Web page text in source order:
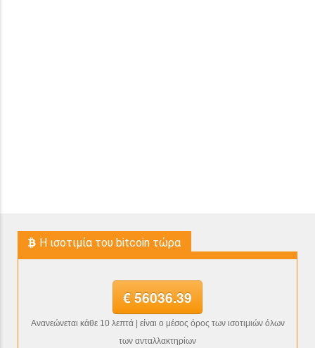
H ισοτιμία του bitcoin τώρα
€ 56036.39
Ανανεώνεται κάθε 10 λεπτά | είναι ο μέσος όρος των ισοτιμιών όλων
των ανταλλακτηρίων